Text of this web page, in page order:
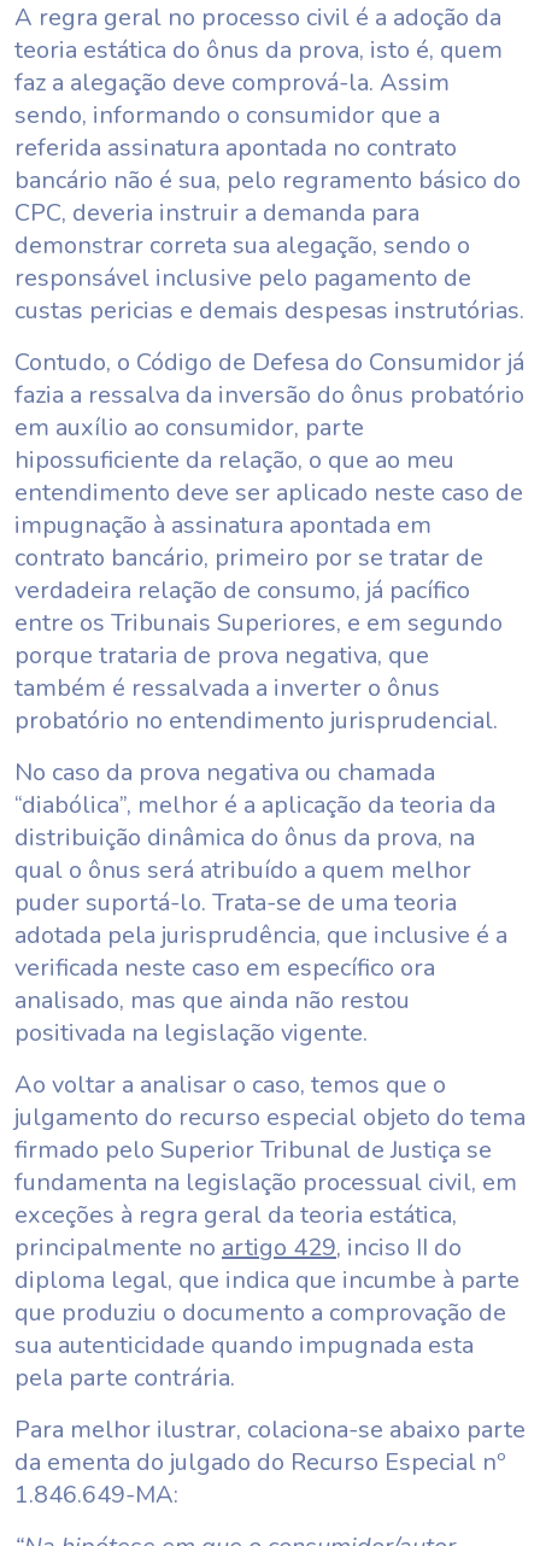
A regra geral no processo civil é a adoção da
teoria estática do ônus da prova, isto é, quem
faz a alegação deve comprová-la. Assim
sendo, informando o consumidor que a
referida assinatura apontada no contrato
bancário não é sua, pelo regramento básico do
CPC, deveria instruir a demanda para
demonstrar correta sua alegação, sendo o
responsável inclusive pelo pagamento de
custas pericias e demais despesas instrutórias.
Contudo, o Código de Defesa do Consumidor já
fazia a ressalva da inversão do ônus probatório
em auxílio ao consumidor, parte
hipossuficiente da relação, o que ao meu
entendimento deve ser aplicado neste caso de
impugnação à assinatura apontada em
contrato bancário, primeiro por se tratar de
verdadeira relação de consumo, já pacífico
entre os Tribunais Superiores, e em segundo
porque trataria de prova negativa, que
também é ressalvada a inverter o ônus
probatório no entendimento jurisprudencial.
No caso da prova negativa ou chamada
“diabólica”, melhor é a aplicação da teoria da
distribuição dinâmica do ônus da prova, na
qual o ônus será atribuído a quem melhor
puder suportá-lo. Trata-se de uma teoria
adotada pela jurisprudência, que inclusive é a
verificada neste caso em específico ora
analisado, mas que ainda não restou
positivada na legislação vigente.
Ao voltar a analisar o caso, temos que o
julgamento do recurso especial objeto do tema
firmado pelo Superior Tribunal de Justiça se
fundamenta na legislação processual civil, em
exceções à regra geral da teoria estática,
principalmente no artigo 429, inciso II do
diploma legal, que indica que incumbe à parte
que produziu o documento a comprovação de
sua autenticidade quando impugnada esta
pela parte contrária.
Para melhor ilustrar, colaciona-se abaixo parte
da ementa do julgado do Recurso Especial nº
1.846.649-MA: